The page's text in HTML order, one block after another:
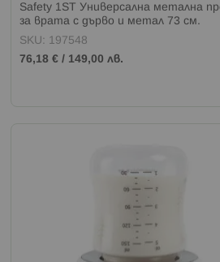
Safety 1ST Универсална метална
за врата с дърво и метал 73 см.
SKU: 197548
76,18 € / 149,00 лв.